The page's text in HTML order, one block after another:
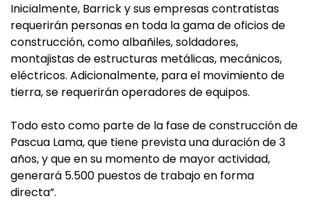
Inicialmente, Barrick y sus empresas contratistas
requerirán personas en toda la gama de oficios de
construcción, como albañiles, soldadores,
montajistas de estructuras metálicas, mecánicos,
eléctricos. Adicionalmente, para el movimiento de
tierra, se requerirán operadores de equipos.
Todo esto como parte de la fase de construcción de
Pascua Lama, que tiene prevista una duración de 3
años, y que en su momento de mayor actividad,
generará 5.500 puestos de trabajo en forma
directa”.